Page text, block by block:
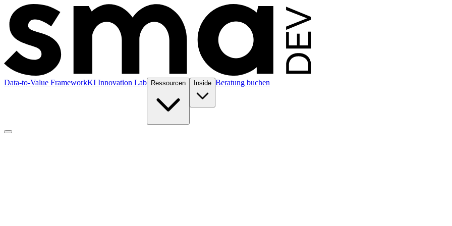
Data-to-Value FrameworkKI Innovation Lab Ressourcen Inside Beratung buchen